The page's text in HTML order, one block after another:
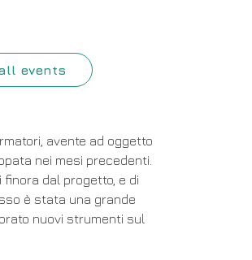
events
avente ad oggetto
nei mesi precedenti.
dal progetto, e di
è stata una grande
nuovi strumenti sul